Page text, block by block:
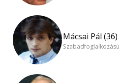
Mácsai Pál (36)
Szabadfoglalkozású